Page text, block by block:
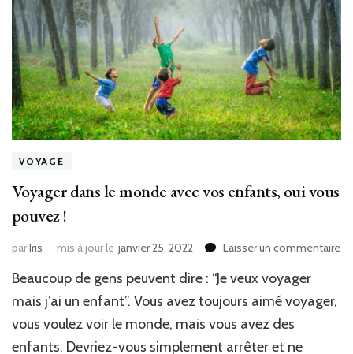
VOYAGE
Voyager dans le monde avec vos enfants, oui vous
pouvez !
parIris mis à jour le janvier 25, 2022 Laisser un commentairesur
Beaucoup de gens peuvent dire : “Je veux voyager
mais j’ai un enfant”. Vous avez toujours aimé voyager,
vous voulez voir le monde, mais vous avez des
enfants. Devriez-vous simplement arrêter et ne